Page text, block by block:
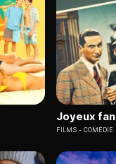
Joyeux
FILMS COMÉDIE